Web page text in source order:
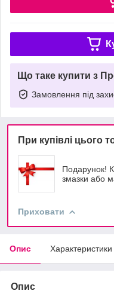
Що таке купити з
Замовлення під
При купівлі цього
Подарунок!
змазки або
Приховати
Опис Характеристики
Опис